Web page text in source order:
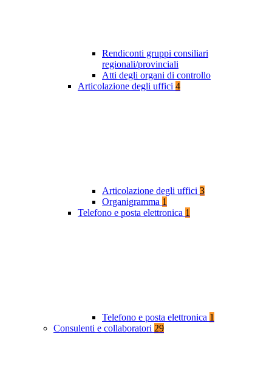
Rendiconti gruppi consiliari
regionali/provinciali
Atti degli organi di controllo
Articolazione degli uffici 4
Articolazione degli uffici 3
Organigramma 1
Telefono e posta elettronica 1
Telefono e posta elettronica 1
Consulenti e collaboratori 29